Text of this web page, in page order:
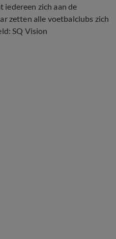
zich aan de
zetten alle voetbalclubs zich
SQ Vision